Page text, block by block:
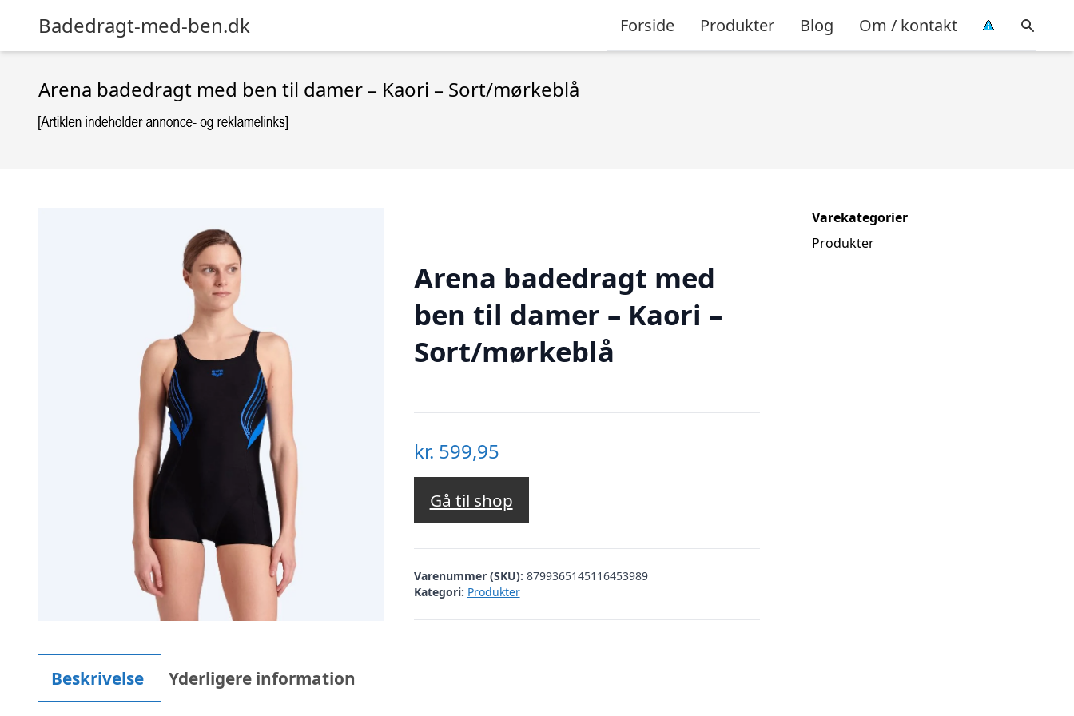
Badedragt-med-ben.dk Forside Produkter Blog Om / kontakt
Arena badedragt med ben til damer – Kaori – Sort/mørkeblå
Arena badedragt med
ben til damer – Kaori –
Sort/mørkeblå
kr. 599,95
Gå til shop
Varenummer (SKU): 8799365145116453989
Kategori: Produkter
Beskrivelse Yderligere information
Varekategorier
Produkter